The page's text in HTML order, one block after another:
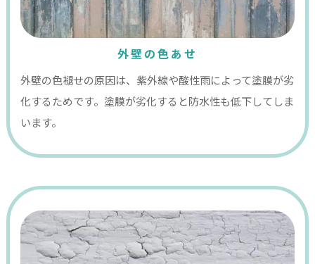
外壁の色あせ
外壁の色褪せの原因は、紫外線や酸性雨によって塗膜が劣
化するためです。塗膜が劣化すると防水性も低下してしま
います。